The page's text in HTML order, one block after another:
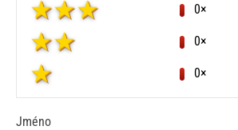
0×
0×
0×
Jméno